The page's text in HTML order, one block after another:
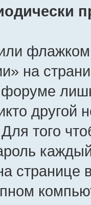
флажком
на
другой
того